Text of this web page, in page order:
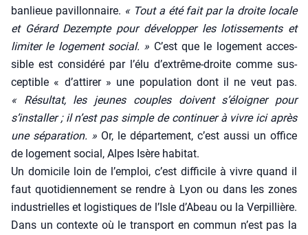
ban­lieue pavillon­naire. « Tout a été fait par la droite locale
et Gérard Dezempte pour déve­lop­per les lotis­se­ments et
limi­ter le loge­ment social. » C’est que le loge­ment acces­
sible est consi­dé­ré par l’élu d’extrême-droite comme sus­
cep­tible « d’attirer » une popu­la­tion dont il ne veut pas.
« Résul­tat, les jeunes couples doivent s’éloigner pour
s’installer ; il n’est pas simple de conti­nuer à vivre ici après
une sépa­ra­tion. » Or, le dépar­te­ment, c’est aus­si un office
de loge­ment social, Alpes Isère habi­tat.
Un domi­cile loin de l’emploi, c’est dif­fi­cile à vivre quand il
faut quo­ti­dien­ne­ment se rendre à Lyon ou dans les zones
indus­trielles et logis­tiques de l’Isle d’Abeau ou la Ver­pillière.
Dans un contexte où le trans­port en com­mun n’est pas la